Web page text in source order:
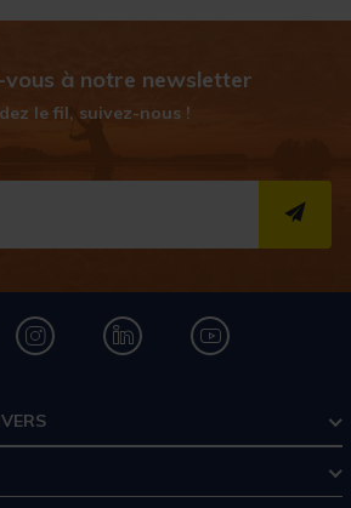
vous à notre newsletter
le fil, suivez-nous !